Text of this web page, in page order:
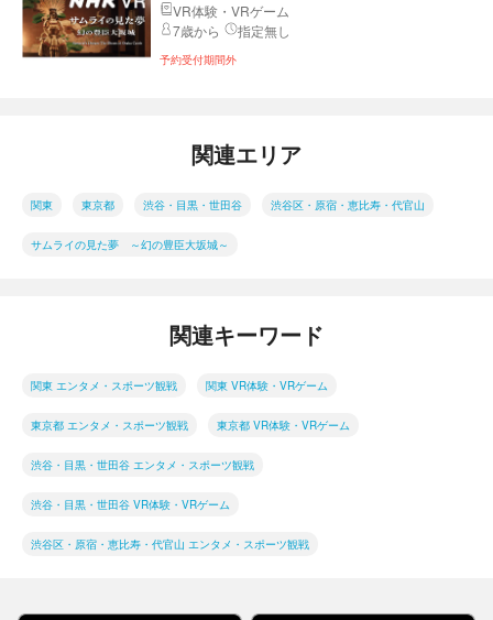
VR体験・VRゲーム
7歳から
指定無し
予約受付期間外
関連エリア
関東 東京都 渋谷・目黒・世田谷 渋谷区・原宿・恵比寿・代官山
サムライの見た夢 ～幻の豊臣大坂城～
関連キーワード
関東 エンタメ・スポーツ観戦 関東 VR体験・VRゲーム
東京都 エンタメ・スポーツ観戦 東京都 VR体験・VRゲーム
渋谷・目黒・世田谷 エンタメ・スポーツ観戦
渋谷・目黒・世田谷 VR体験・VRゲーム
渋谷区・原宿・恵比寿・代官山 エンタメ・スポーツ観戦